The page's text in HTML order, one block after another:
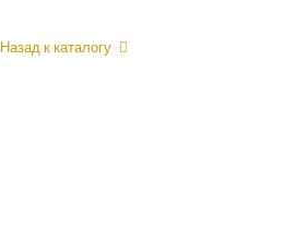
Назад к каталогу